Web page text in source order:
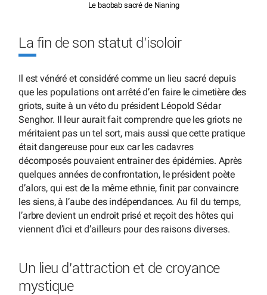
Le baobab sacré de Nianing
La fin de son statut d’isoloir
Il est vénéré et considéré comme un lieu sacré depuis
que les populations ont arrêté d’en faire le cimetière des
griots, suite à un véto du président Léopold Sédar
Senghor. Il leur aurait fait comprendre que les griots ne
méritaient pas un tel sort, mais aussi que cette pratique
était dangereuse pour eux car les cadavres
décomposés pouvaient entrainer des épidémies. Après
quelques années de confrontation, le président poète
d’alors, qui est de la même ethnie, finit par convaincre
les siens, à l’aube des indépendances. Au fil du temps,
l’arbre devient un endroit prisé et reçoit des hôtes qui
viennent d’ici et d’ailleurs pour des raisons diverses.
Un lieu d’attraction et de croyance
mystique